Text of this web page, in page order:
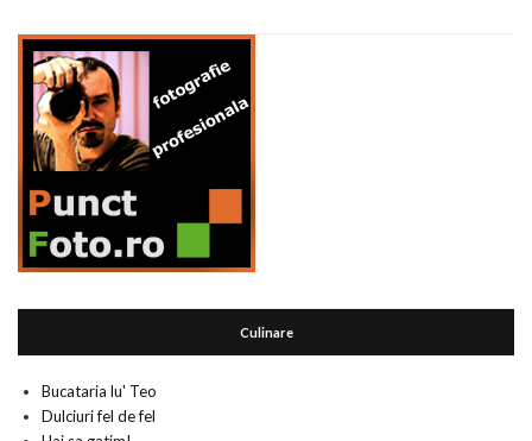
Culinare
Bucataria lu' Teo
Dulciuri fel de fel